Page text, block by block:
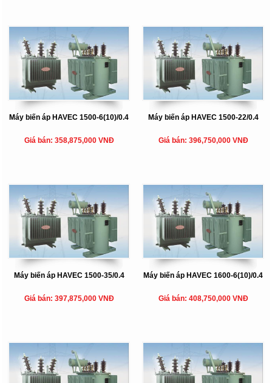
Máy biến áp HAVEC 1500-6(10)/0.4
Giá bán: 358,875,000 VNĐ
Máy biến áp HAVEC 1500-22/0.4
Giá bán: 396,750,000 VNĐ
Máy biến áp HAVEC 1500-35/0.4
Giá bán: 397,875,000 VNĐ
Máy biến áp HAVEC 1600-6(10)/0.4
Giá bán: 408,750,000 VNĐ